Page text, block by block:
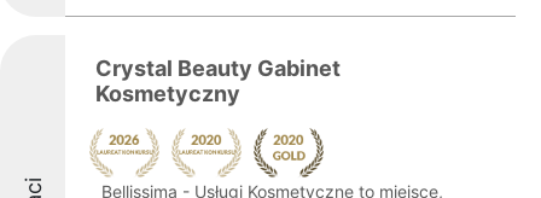
Crystal Beauty Gabinet
Kosmetyczny
Bellissima - Usługi Kosmetyczne to miejsce,